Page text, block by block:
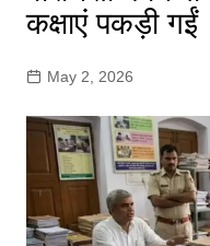
कक्षाएं पकड़ी गईं
May 2, 2026